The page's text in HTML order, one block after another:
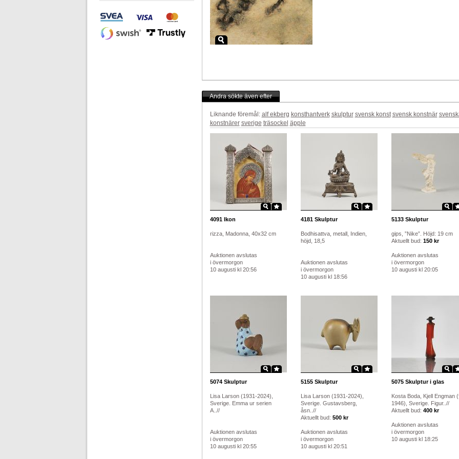
Andra sökte även efter
Liknande föremål: alf ekberg konsthantverk skulptur svensk konst svensk konstnär
konstnärer sverige träsockel äpple
4091Ikon
rizza, Madonna, 40x32 cm
Auktionen avslutas
i övermorgon
10 augusti kl 20:56
4181Skulptur
Bodhisattva, metall, Indien,
höjd, 18,5
Auktionen avslutas
i övermorgon
10 augusti kl 18:56
5133Skulptur
gips, ”Nike”. Höjd: 19 cm
Aktuellt bud: 150 kr
Auktionen avslutas
i övermorgon
10 augusti kl 20:05
5074Skulptur
Lisa Larson (1931-2024),
Sverige. Emma ur serien
A..//
Auktionen avslutas
i övermorgon
10 augusti kl 20:55
5155Skulptur
Lisa Larson (1931-2024),
Sverige. Gustavsberg,
åsn..//
Aktuellt bud: 500 kr
Auktionen avslutas
i övermorgon
10 augusti kl 20:51
5075Skulptur i glas
Kosta Boda, Kjell Engman
1946), Sverige. Figur..//
Aktuellt bud: 400 kr
Auktionen avslutas
i övermorgon
10 augusti kl 18:25